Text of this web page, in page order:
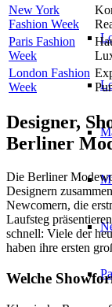
New York
Fashion Week
Paris Fashion
Week
London Fashion
Week
Designer,
Berliner
Die Berliner
Designern
Newcomern, die
Laufsteg
schnell: Viele der
haben ihre ersten
Welche